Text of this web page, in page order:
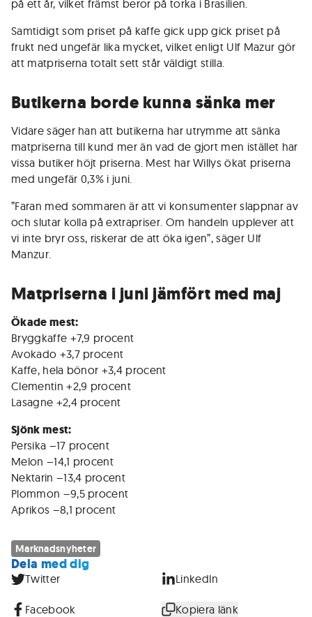
på ett år, vilket främst beror på torka i Brasilien.
Samtidigt som priset på kaffe gick upp gick priset på
frukt ned ungefär lika mycket, vilket enligt Ulf Mazur gör
att matpriserna totalt sett står väldigt stilla.
Butikerna borde kunna sänka mer
Vidare säger han att butikerna har utrymme att sänka
matpriserna till kund mer än vad de gjort men istället har
vissa butiker höjt priserna. Mest har Willys ökat priserna
med ungefär 0,3% i juni.
”Faran med sommaren är att vi konsumenter slappnar av
och slutar kolla på extrapriser. Om handeln upplever att
vi inte bryr oss, riskerar de att öka igen”, säger Ulf
Manzur.
Matpriserna i juni jämfört med maj
Ökade mest:
Bryggkaffe +7,9 procent
Avokado +3,7 procent
Kaffe, hela bönor +3,4 procent
Clementin +2,9 procent
Lasagne +2,4 procent
Sjönk mest:
Persika –17 procent
Melon –14,1 procent
Nektarin –13,4 procent
Plommon –9,5 procent
Aprikos –8,1 procent
Marknadsnyheter
Dela med dig
Twitter LinkedIn
Facebook Kopiera länk